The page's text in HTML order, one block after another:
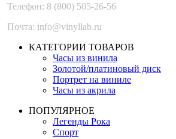
Телефон: 8 (800) 505-26-56
Почта: info@vinyllab.ru
КАТЕГОРИИ ТОВАРОВ
Часы из винила
Золотой/платиновый диск
Портрет на виниле
Часы из акрила
ПОПУЛЯРНОЕ
Легенды Рока
Спорт